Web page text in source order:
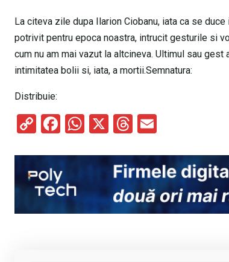
La citeva zile dupa Ilarion Ciobanu, iata ca se
potrivit pentru epoca noastra, intrucit gesturile si
cum nu am mai vazut la altcineva. Ultimul sau
intimitatea bolii si, iata, a mortii.Semnatura:
Distribuie:
C
py
Li
n
k
F
ce
b
o
o
W
at
A
p
X
T
e
a
d
s
ail